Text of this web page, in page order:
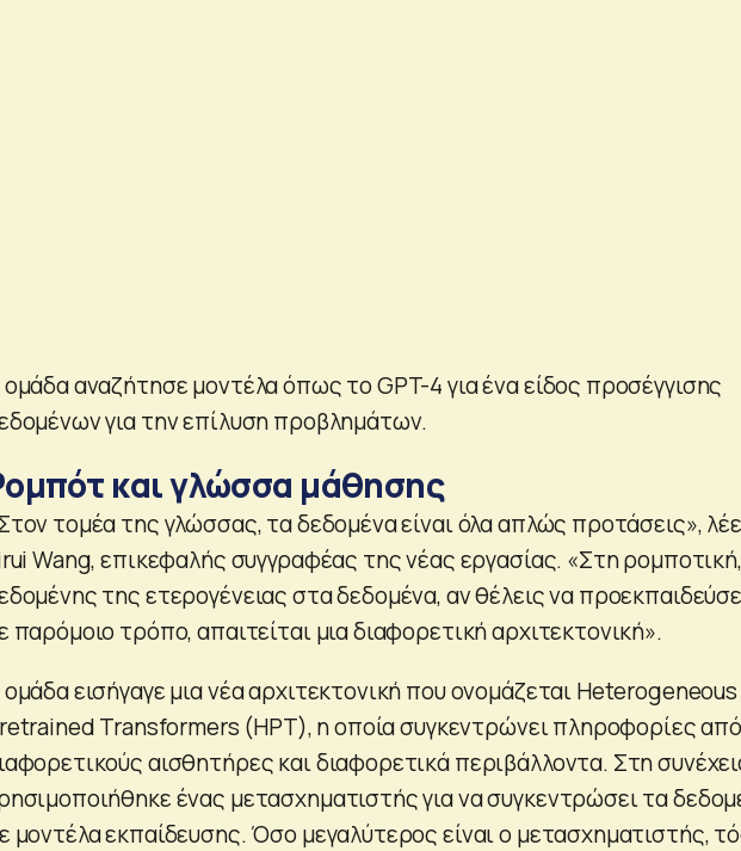
αναζήτησε μοντέλα όπως το GPT-4 για ένα είδος προσέγγισης
για την επίλυση προβλημάτων.
και γλώσσα μάθησης
τομέα της γλώσσας, τα δεδομένα είναι όλα απλώς προτάσεις»,
Wang, επικεφαλής συγγραφέας της νέας εργασίας. «Στη ρομποτική,
της ετερογένειας στα δεδομένα, αν θέλεις να
παρόμοιο τρόπο, απαιτείται μια διαφορετική αρχιτεκτονική».
εισήγαγε μια νέα αρχιτεκτονική που ονομάζεται Heterogeneous
Transformers (HPT), η οποία συγκεντρώνει πληροφορίες από
αισθητήρες και διαφορετικά περιβάλλοντα. Στη
ένας μετασχηματιστής για να συγκεντρώσει τα
μοντέλα εκπαίδευσης. Όσο μεγαλύτερος είναι ο μετασχηματιστής,